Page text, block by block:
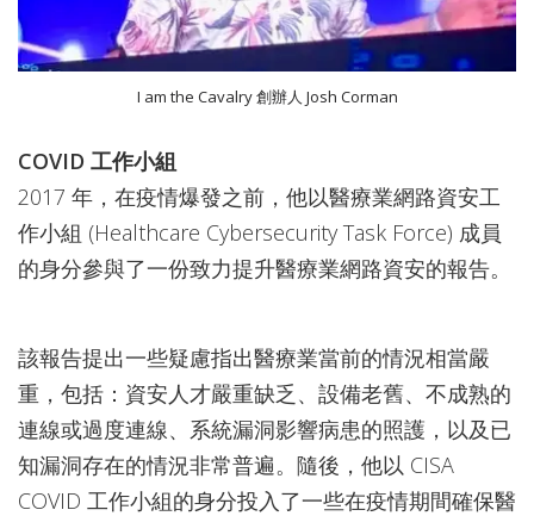
I am the Cavalry 創辦人 Josh Corman
COVID 工作小組
2017 年，在疫情爆發之前，他以醫療業網路資安工
作小組 (Healthcare Cybersecurity Task Force) 成員
的身分參與了一份致力提升醫療業網路資安的報告。
該報告提出一些疑慮指出醫療業當前的情況相當嚴
重，包括：資安人才嚴重缺乏、設備老舊、不成熟的
連線或過度連線、系統漏洞影響病患的照護，以及已
知漏洞存在的情況非常普遍。隨後，他以 CISA
COVID 工作小組的身分投入了一些在疫情期間確保醫